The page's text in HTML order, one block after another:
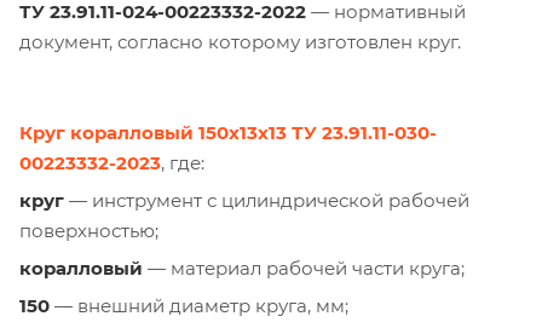
ТУ 23.91.11-024-00223332-2022 — нормативный
документ, согласно которому изготовлен круг.
Круг коралловый 150х13х13 ТУ 23.91.11-030-
00223332-2023, где:
круг — инструмент с цилиндрической рабочей
поверхностью;
коралловый — материал рабочей части круга;
150 — внешний диаметр круга, мм;